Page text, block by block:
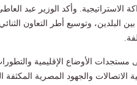
الاستراتيجية. وأكد الوزير عبد
بين البلدين، وتوسيع أطر التعاون
مستجدات الأوضاع الإقليمية
الاتصالات والجهود المصرية المكثفة